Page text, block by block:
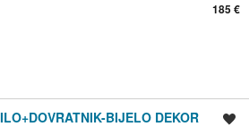
185 €
BIJELO DEKOR